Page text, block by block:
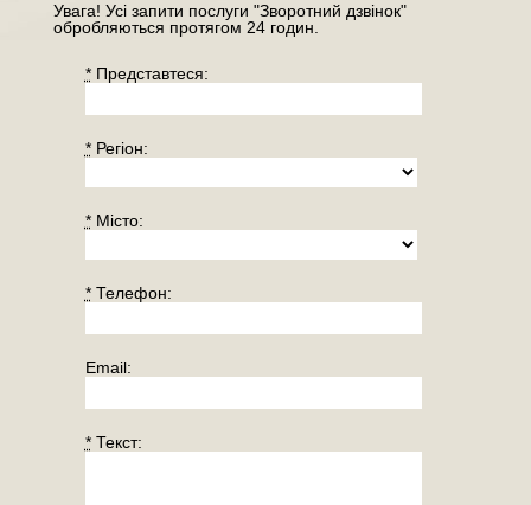
Увага! Усі запити послуги "Зворотний дзвінок"
обробляються протягом 24 годин.
*Представтеся:
*Регiон:
*Місто:
*Телефон:
Email:
*Текст: